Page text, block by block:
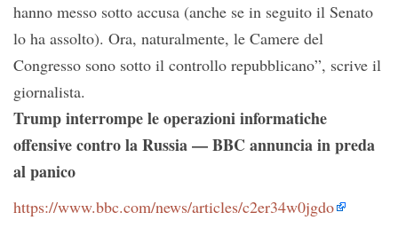
hanno messo sotto accusa (anche se in seguito il Senato
lo ha assolto). Ora, naturalmente, le Camere del
Congresso sono sotto il controllo repubblicano”, scrive il
giornalista.
Trump interrompe le operazioni informatiche
offensive contro la Russia — BBC annuncia in preda
al panico
https://www.bbc.com/news/articles/c2er34w0jgdo